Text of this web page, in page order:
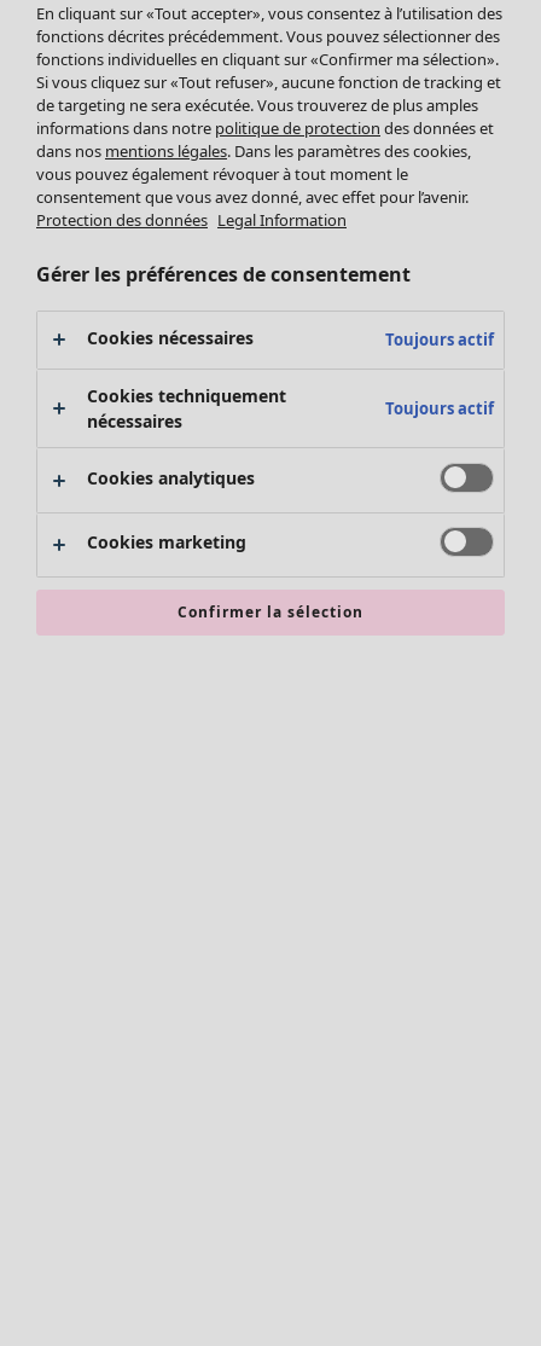
Leggings et collants
Accessoires
Chaussures
Vêtements de bain
Basics
Soldes Mobilier
Bonnes affaires déco
Décoration
Textiles
Tapis
Éponge
Promos SOLDES
Les promos de Gudrun Sjödén
Nouvel arrivage
Bonnes affaires en soldes - jusqu'à -70
En cliquant sur «Tout accepter», vous consentez à l’utilisation des
fonctions décrites précédemment. Vous pouvez sélectionner des
fonctions individuelles en cliquant sur «Confirmer ma sélection».
Si vous cliquez sur «Tout refuser», aucune fonction de tracking et
de targeting ne sera exécutée. Vous trouverez de plus amples
informations dans notre politique de protection des données et
dans nos mentions légales. Dans les paramètres des cookies,
vous pouvez également révoquer à tout moment le
consentement que vous avez donné, avec effet pour l’avenir.
Protection des données Legal Information
Gérer les préférences de consentement
Cookies nécessaires Toujours actif
Cookies techniquement
nécessaires
Toujours actif
Cookies analytiques
Cookies marketing
Confirmer la sélection